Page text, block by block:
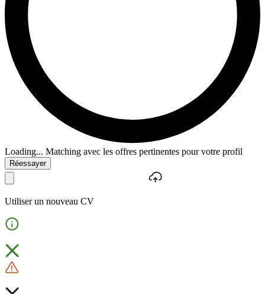
Loading... Matching avec les offres pertinentes pour votre profil
Réessayer
Utiliser un nouveau CV